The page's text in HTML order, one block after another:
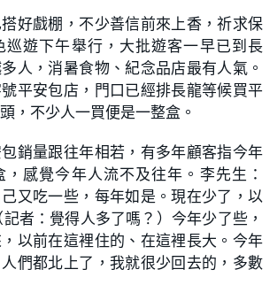
7
.
5
5
%
好戲棚，不少善信前來上香，祈求保
巡遊下午舉行，大批遊客一早已到長
人，消暑食物、紀念品店最有人氣。
平安包店，門口已經排長龍等候買平
，不少人一買便是一整盒。
銷量跟往年相若，有多年顧客指今年
，感覺今年人流不及往年。李先生：
己又吃一些，每年如是。現在少了，以
者：覺得人多了嗎？）今年少了些，
以前在這裡住的、在這裡長大。今年
們都北上了，我就很少回去的，多數